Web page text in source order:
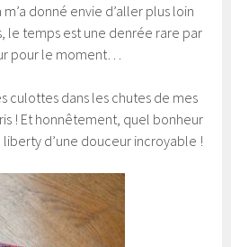
donné envie d’aller plus loin
le temps est une denrée rare par
pour le moment…
culottes dans les chutes de mes
! Et honnêtement, quel bonheur
d’une douceur incroyable !